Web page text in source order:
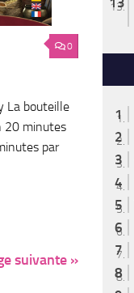
0
La bouteille
20 minutes
par
suivante »